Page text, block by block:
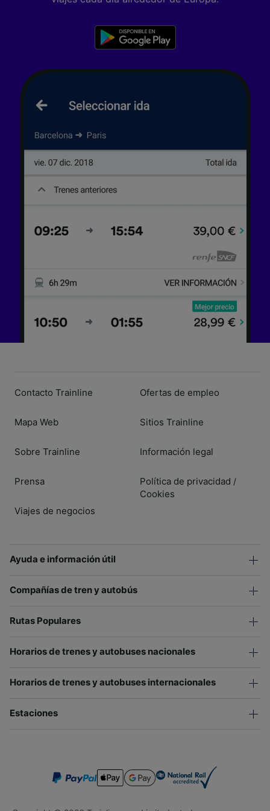
Contacto Trainline
Mapa Web
Sobre Trainline
Prensa
Viajes de negocios
Ofertas de empleo
Sitios Trainline
Información legal
Política de privacidad /
Cookies
Ayuda e información útil
Compañías de tren y autobús
Rutas Populares
Horarios de trenes y autobuses nacionales
Horarios de trenes y autobuses internacionales
Estaciones